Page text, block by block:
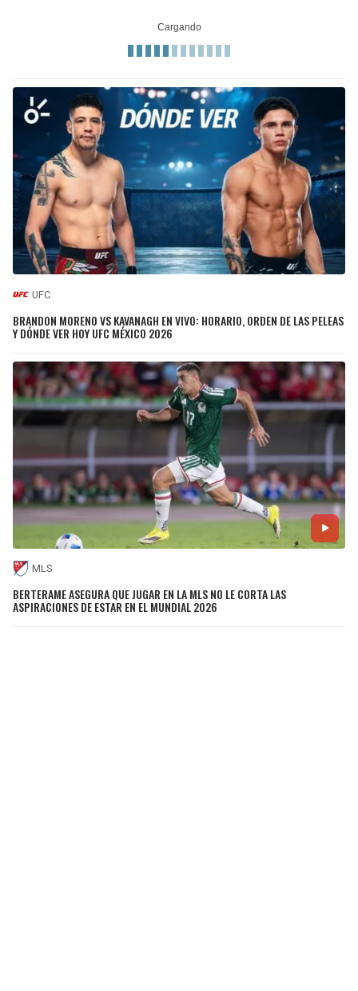
UFC
BRANDON MORENO VS KAVANAGH EN VIVO: HORARIO, ORDEN DE LAS PELEAS
Y DÓNDE VER HOY UFC MÉXICO 2026
MLS
BERTERAME ASEGURA QUE JUGAR EN LA MLS NO LE CORTA LAS
ASPIRACIONES DE ESTAR EN EL MUNDIAL 2026